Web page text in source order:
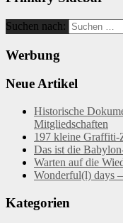
Suchen nach:
Werbung
Neue Artikel
Historische
Mitgliedschaften
197 kleine Graffiti-
Das ist die
Warten auf die
Wonderful(l) days
Kategorien